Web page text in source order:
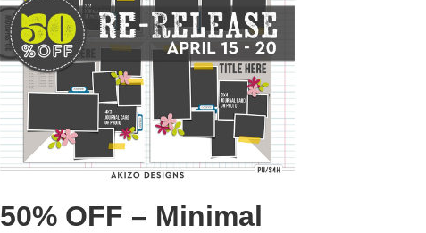
50% OFF – Minimal